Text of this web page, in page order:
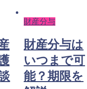
財産分与
財産分与は
いつまで可
能？期限を